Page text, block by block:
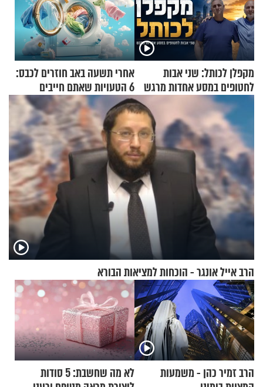
מקפלן לכותל: שני אבות
לחטופים במסע אחדות מרגש
אחרי תשעה באב חוזרים לכבס:
6 הטעויות שאתם חייבים
להפסיק לעשות
הרב אייל אונגר - הוכחות למציאות הבורא
הרב זמיר כהן - משמעות
לא מה שחשבת: 5 סודות